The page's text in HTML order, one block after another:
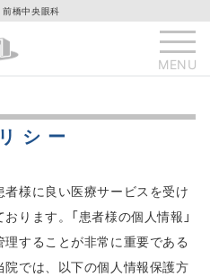
橋中央眼科
MENU
シー
様に良い医療サービスを受け
ります。「患者様の個人情報」
することが非常に重要である
では、以下の個人情報保護方